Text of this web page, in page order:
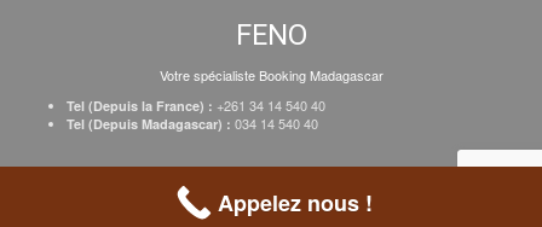
FENO
Votre spécialiste Booking Madagascar
Tel (Depuis la France) : +261 34 14 540 40
Tel (Depuis Madagascar) : 034 14 540 40
Inscrire votre établissement
Appelez nous !